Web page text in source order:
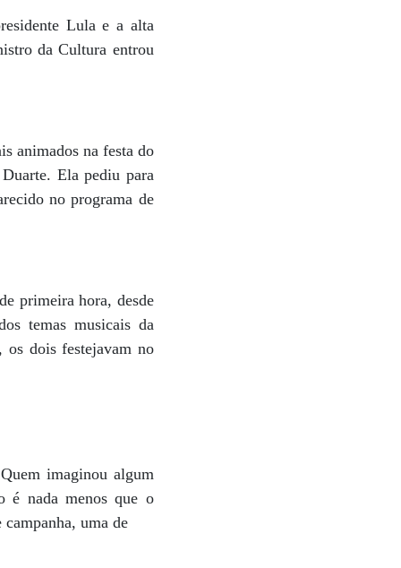
Lula e a alta
da Cultura entrou
animados na festa do
Ela pediu para
no programa de
primeira hora, desde
temas musicais da
os dois festejavam no
imaginou algum
é nada menos que o
uma de